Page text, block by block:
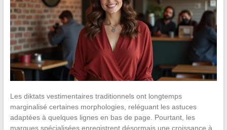
Les diktats vestimentaires traditionnels ont longtemps
marginalisé certaines morphologies, reléguant les astuces
adaptées à quelques lignes en bas de page. Pourtant, les
marques spécialisées enregistrent désormais une croissance à